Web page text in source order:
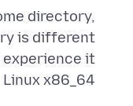
directory,
Linux x86_64